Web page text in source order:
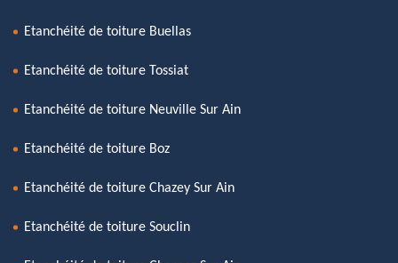
Etanchéité de toiture Buellas
Etanchéité de toiture Tossiat
Etanchéité de toiture Neuville Sur Ain
Etanchéité de toiture Boz
Etanchéité de toiture Chazey Sur Ain
Etanchéité de toiture Souclin